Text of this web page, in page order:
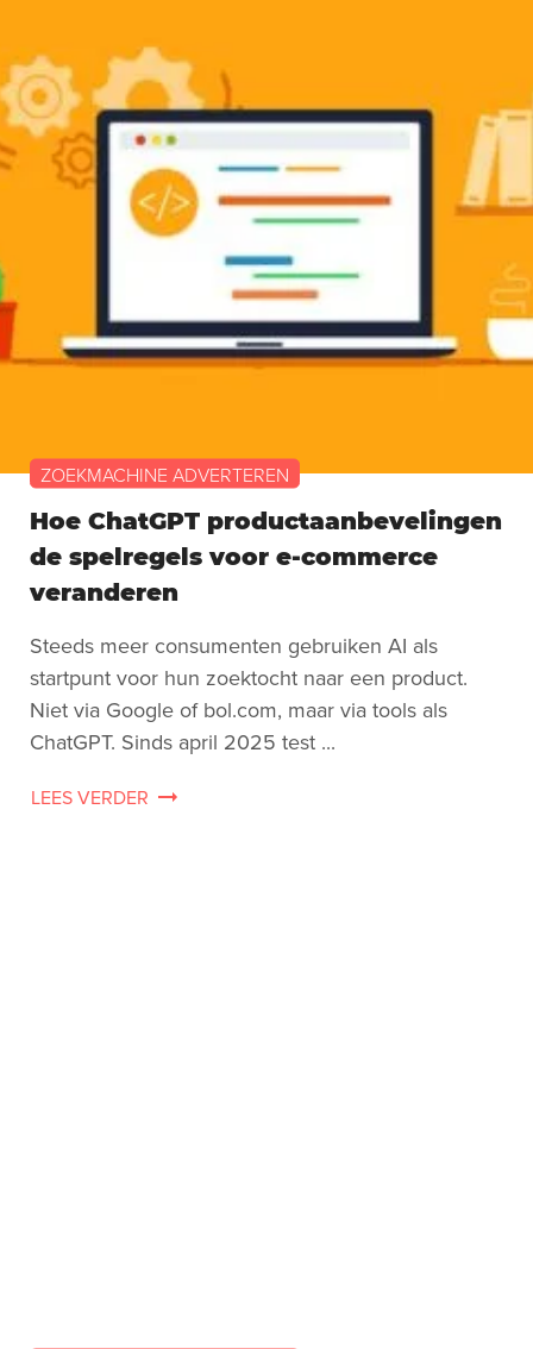
ZOEKMACHINE ADVERTEREN
Hoe ChatGPT productaanbevelingen
de spelregels voor e-commerce
veranderen
Steeds meer consumenten gebruiken AI als
startpunt voor hun zoektocht naar een product.
Niet via Google of bol.com, maar via tools als
ChatGPT. Sinds april 2025 test ...
LEES VERDER